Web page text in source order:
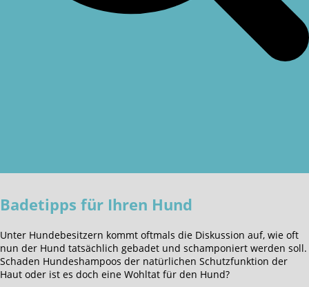
Badetipps für Ihren Hund
Unter Hundebesitzern kommt oftmals die Diskussion auf, wie oft
nun der Hund tatsächlich gebadet und schamponiert werden soll.
Schaden Hundeshampoos der natürlichen Schutzfunktion der
Haut oder ist es doch eine Wohltat für den Hund?